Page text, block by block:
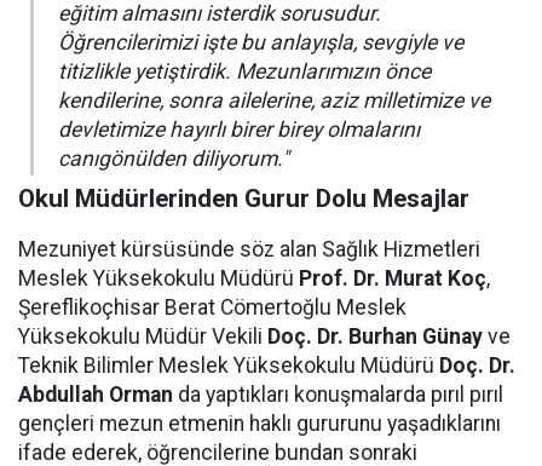
eğitim almasını isterdik sorusudur.
Öğrencilerimizi işte bu anlayışla, sevgiyle ve
titizlikle yetiştirdik. Mezunlarımızın önce
kendilerine, sonra ailelerine, aziz milletimize ve
devletimize hayırlı birer birey olmalarını
canıgönülden diliyorum."
Okul Müdürlerinden Gurur Dolu Mesajlar
Mezuniyet kürsüsünde söz alan Sağlık Hizmetleri
Meslek Yüksekokulu Müdürü Prof. Dr. Murat Koç,
Şereflikoçhisar Berat Cömertoğlu Meslek
Yüksekokulu Müdür Vekili Doç. Dr. Burhan Günay ve
Teknik Bilimler Meslek Yüksekokulu Müdürü Doç. Dr.
Abdullah Orman da yaptıkları konuşmalarda pırıl pırıl
gençleri mezun etmenin haklı gururunu yaşadıklarını
ifade ederek, öğrencilerine bundan sonraki